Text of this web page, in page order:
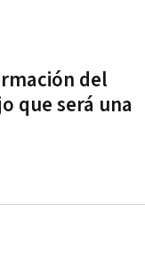
del
que será una